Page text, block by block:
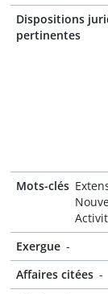
Dispositions
pertinentes
Mots-clés
Exergue -
Affaires citées -